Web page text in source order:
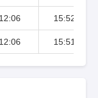
12:06 15:52
12:06 15:51